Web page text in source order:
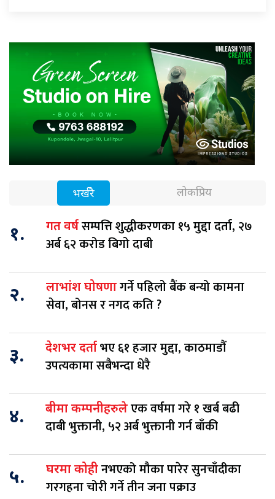
भर्खरै लोकप्रिय
१. गत वर्षसम्पत्ति शुद्धीकरणका १५ मुद्दा दर्ता, २७
अर्ब ६२ करोड बिगो दाबी
२. लाभांश घोषणागर्ने पहिलो बैंक बन्यो कामना
सेवा, बोनस र नगद कति ?
३. देशभर दर्ताभए ६१ हजार मुद्दा, काठमाडौं
उपत्यकामा सबैभन्दा धेरै
४. बीमा कम्पनीहरुलेएक वर्षमा गरे १ खर्ब बढी
दाबी भुक्तानी, ५२ अर्ब भुक्तानी गर्न बाँकी
५. घरमा कोहीनभएको मौका पारेर सुनचाँदीका
गरगहना चोरी गर्ने तीन जना पक्राउ